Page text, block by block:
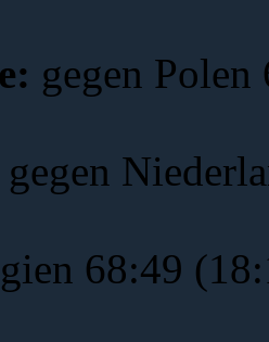
gegen
gegen
68:49